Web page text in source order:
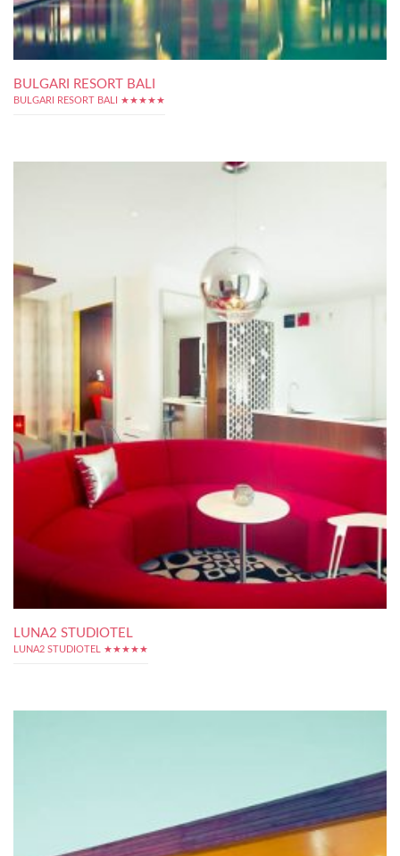
BULGARI RESORT BALI
BULGARI RESORT BALI ★★★★★
LUNA2 STUDIOTEL
LUNA2 STUDIOTEL ★★★★★